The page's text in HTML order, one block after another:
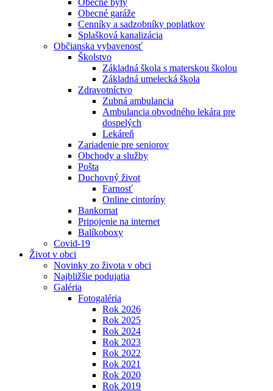
Obecné byty
Obecné garáže
Cenníky a sadzobníky poplatkov
Splašková kanalizácia
Občianska vybavenosť
Školstvo
Základná škola s materskou školou
Základná umelecká škola
Zdravotníctvo
Zubná ambulancia
Ambulancia obvodného lekára pre
dospelých
Lekáreň
Zariadenie pre seniorov
Obchody a služby
Pošta
Duchovný život
Farnosť
Online cintoríny
Bankomat
Pripojenie na internet
Balíkoboxy
Covid-19
Život v obci
Novinky zo života v obci
Najbližšie podujatia
Galéria
Fotogaléria
Rok 2026
Rok 2025
Rok 2024
Rok 2023
Rok 2022
Rok 2021
Rok 2020
Rok 2019